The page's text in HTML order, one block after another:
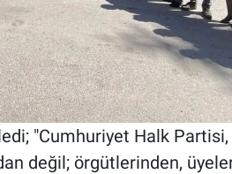
"Cumhuriyet Halk
değil; örgütlerinden,